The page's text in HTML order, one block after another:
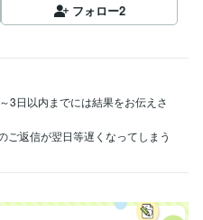
フォロー2
3日以内までには結果をお伝えさ
ご返信が翌日等遅くなってしまう